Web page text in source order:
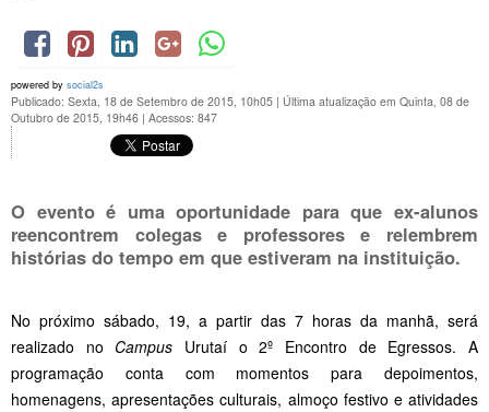
powered by social2s
Publicado: Sexta, 18 de Setembro de 2015, 10h05 | Última atualização em Quinta, 08 de
Outubro de 2015, 19h46 | Acessos: 847
O evento é uma oportunidade para que ex-alunos
reencontrem colegas e professores e relembrem
histórias do tempo em que estiveram na instituição.
No próximo sábado, 19, a partir das 7 horas da manhã, será
realizado no Campus Urutaí o 2º Encontro de Egressos. A
programação conta com momentos para depoimentos,
homenagens, apresentações culturais, almoço festivo e atividades